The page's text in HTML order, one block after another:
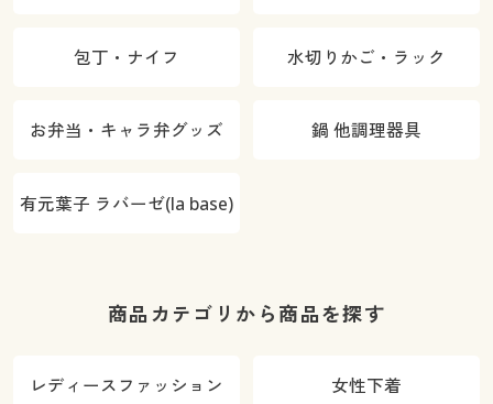
包丁・ナイフ 水切りかご・ラック
お弁当・キャラ弁グッズ 鍋 他調理器具
有元葉子 ラバーゼ(la base)
商品カテゴリから商品を探す
レディースファッション 女性下着